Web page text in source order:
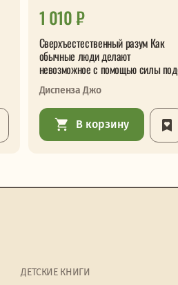
1 010 ₽
Сверхъестественный разум Как
обычные люди делают
невозможное с помощью силы
Диспенза Джо
В корзину
ДЕТСКИЕ КНИГИ